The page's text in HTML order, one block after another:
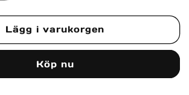
för
LANI
SHORTS
Lägg i varukorgen
Köp nu